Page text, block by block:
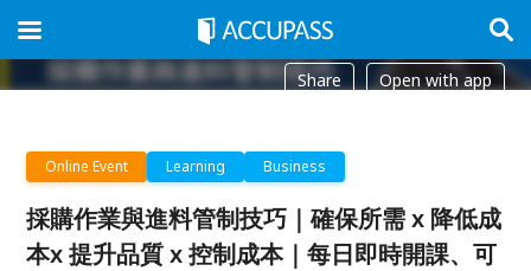
Share Open with app
Online Event Learning Business
採購作業與進料管制技巧｜確保所需 x 降低成
本x 提升品質 x 控制成本｜每日即時開課、可